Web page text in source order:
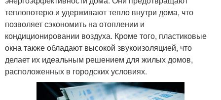
теплопотерю и удерживают тепло внутри дома, что
позволяет сэкономить на отоплении и
кондиционировании воздуха. Кроме того, пластиковые
окна также обладают высокой звукоизоляцией, что
делает их идеальным решением для жилых домов,
расположенных в городских условиях.